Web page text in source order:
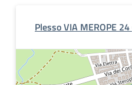
Plesso VIA MEROPE